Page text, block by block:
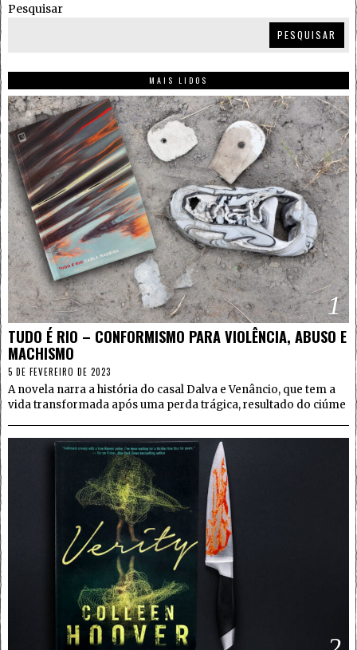
Pesquisar
PESQUISAR
MAIS LIDOS
1
TUDO É RIO – CONFORMISMO PARA VIOLÊNCIA, ABUSO E
MACHISMO
5 DE FEVEREIRO DE 2023
A novela narra a história do casal Dalva e Venâncio, que tem a
vida transformada após uma perda trágica, resultado do ciúme